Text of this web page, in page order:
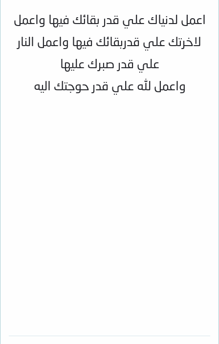
اعمل لدنياك علي قدر بقائك فيها واعمل
لاخرتك علي قدربقائك فيها واعمل النار
علي قدر صبرك عليها
واعمل لله علي قدر حوجتك اليه